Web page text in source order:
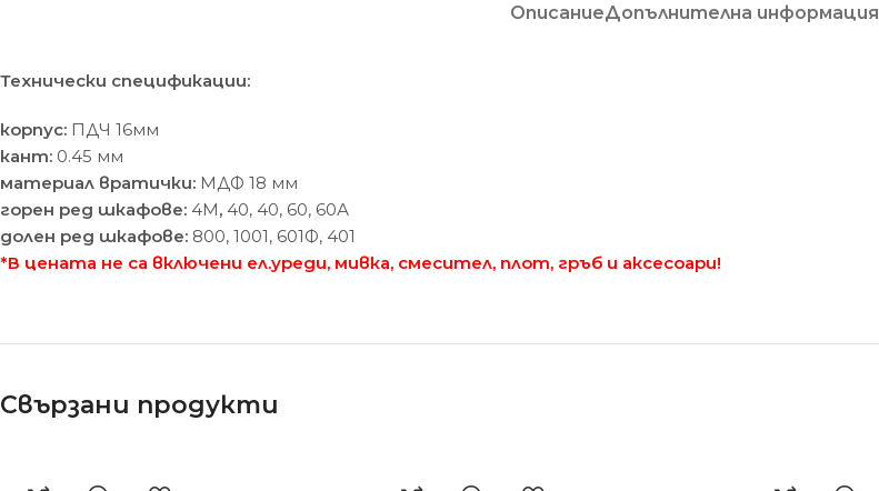
ОписаниеДопълнителна информация
Технически спецификации:
корпус: ПДЧ 16мм
кант: 0.45 мм
материал вратички: МДФ 18 мм
горен ред шкафове: 4М, 40, 40, 60, 60А
долен ред шкафове: 800, 1001, 601Ф, 401
*В цената не са включени ел.уреди, мивка, смесител, плот, гръб и аксесоари!
Свързани продукти